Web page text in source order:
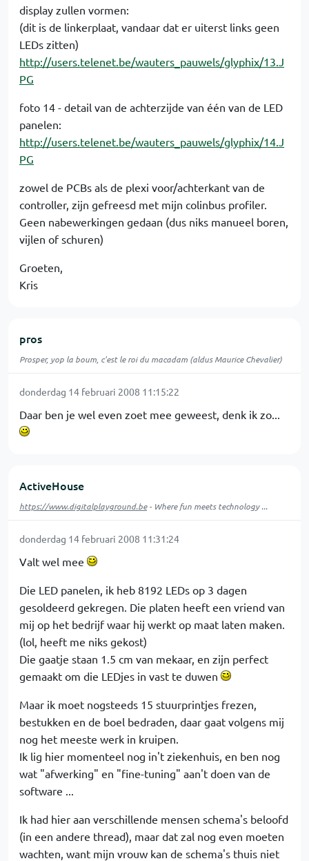
display zullen vormen:
(dit is de linkerplaat, vandaar dat er uiterst links geen
LEDs zitten)
http://users.telenet.be/wauters_pauwels/glyphix/13.J
PG
foto 14 - detail van de achterzijde van één van de LED
panelen:
http://users.telenet.be/wauters_pauwels/glyphix/14.J
PG
zowel de PCBs als de plexi voor/achterkant van de
controller, zijn gefreesd met mijn colinbus profiler.
Geen nabewerkingen gedaan (dus niks manueel boren,
vijlen of schuren)
Groeten,
Kris
pros
Prosper, yop la boum, c'est le roi du macadam (aldus Maurice Chevalier)
donderdag 14 februari 2008 11:15:22
Daar ben je wel even zoet mee geweest, denk ik zo...
ActiveHouse
https://www.digitalplayground.be- Where fun meets technology ...
donderdag 14 februari 2008 11:31:24
Valt wel mee
Die LED panelen, ik heb 8192 LEDs op 3 dagen
gesoldeerd gekregen. Die platen heeft een vriend van
mij op het bedrijf waar hij werkt op maat laten maken.
(lol, heeft me niks gekost)
Die gaatje staan 1.5 cm van mekaar, en zijn perfect
gemaakt om die LEDjes in vast te duwen
Maar ik moet nogsteeds 15 stuurprintjes frezen,
bestukken en de boel bedraden, daar gaat volgens mij
nog het meeste werk in kruipen.
Ik lig hier momenteel nog in't ziekenhuis, en ben nog
wat "afwerking" en "fine-tuning" aan't doen van de
software ...
Ik had hier aan verschillende mensen schema's beloofd
(in een andere thread), maar dat zal nog even moeten
wachten, want mijn vrouw kan de schema's thuis niet